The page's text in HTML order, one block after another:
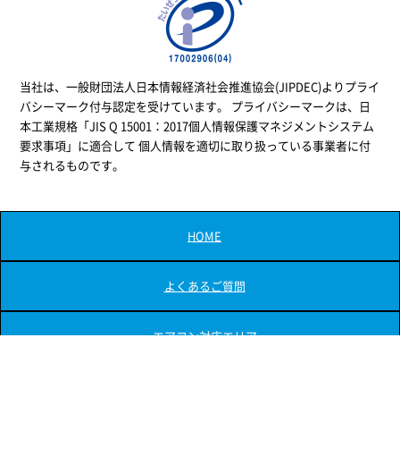
当社は、一般財団法人日本情報経済社会推進協会(JIPDEC)よりプライ
バシーマーク付与認定を受けています。 プライバシーマークは、日
本工業規格「JIS Q 15001：2017個人情報保護マネジメントシステム
要求事項」に適合して 個人情報を適切に取り扱っている事業者に付
与されるものです。
HOME
よくあるご質問
エアコン対応エリア